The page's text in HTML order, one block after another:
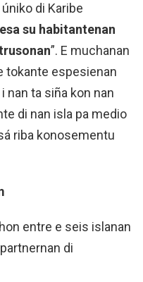
di Karibe
su habitantenan
”. E muchanan
tokante espesienan
nan ta siña kon nan
di nan isla pa medio
riba konosementu
entre e seis islanan
di